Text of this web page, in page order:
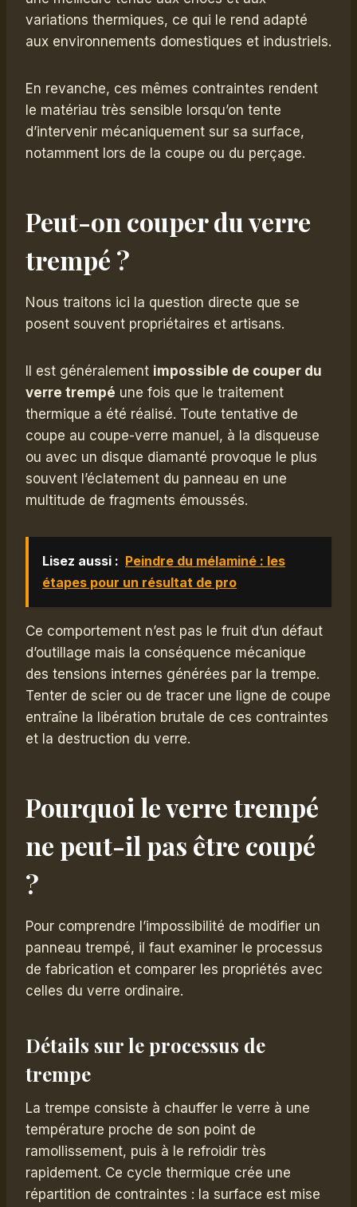
variations thermiques, ce qui le rend adapté
aux environnements domestiques et industriels.
En revanche, ces mêmes contraintes rendent
le matériau très sensible lorsqu’on tente
d’intervenir mécaniquement sur sa surface,
notamment lors de la coupe ou du perçage.
Peut-on couper du verre
trempé ?
Nous traitons ici la question directe que se
posent souvent propriétaires et artisans.
Il est généralement impossible de couper du
verre trempé une fois que le traitement
thermique a été réalisé. Toute tentative de
coupe au coupe-verre manuel, à la disqueuse
ou avec un disque diamanté provoque le plus
souvent l’éclatement du panneau en une
multitude de fragments émoussés.
Lisez aussi : Peindre du mélaminé : les
étapes pour un résultat de pro
Ce comportement n’est pas le fruit d’un défaut
d’outillage mais la conséquence mécanique
des tensions internes générées par la trempe.
Tenter de scier ou de tracer une ligne de coupe
entraîne la libération brutale de ces contraintes
et la destruction du verre.
Pourquoi le verre trempé
ne peut-il pas être coupé
?
Pour comprendre l’impossibilité de modifier un
panneau trempé, il faut examiner le processus
de fabrication et comparer les propriétés avec
celles du verre ordinaire.
Détails sur le processus de
trempe
La trempe consiste à chauffer le verre à une
température proche de son point de
ramollissement, puis à le refroidir très
rapidement. Ce cycle thermique crée une
répartition de contraintes : la surface est mise